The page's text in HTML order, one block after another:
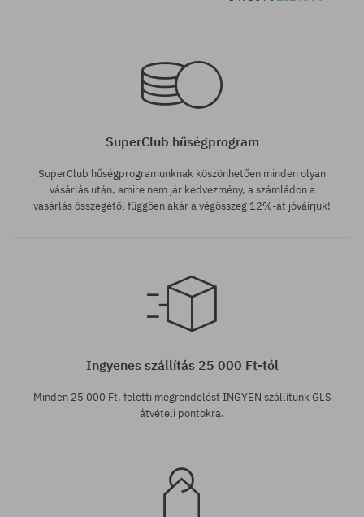
S
SuperClub hűségprogram
SuperClub hűségprogramunknak köszönhetően minden olyan
vásárlás után, amire nem jár kedvezmény, a számládon a
vásárlás összegétől függően akár a végösszeg 12%-át jóváírjuk!
Ingyenes szállítás 25 000 Ft-tól
Minden 25 000 Ft. feletti megrendelést INGYEN szállítunk GLS
átvételi pontokra.